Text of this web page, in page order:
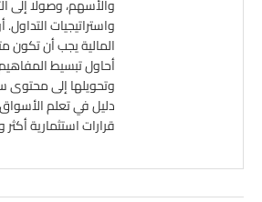
والأسهم، وصولًا إلى
واستراتيجيات
المالية يجب أن تكون
أحاول تبسيط
وتحويلها إلى
دليل في تعلم
قرارات استثمارية أكثر